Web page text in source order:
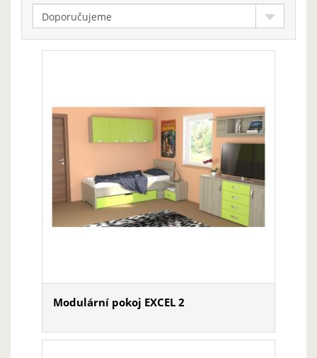
Doporučujeme
Modulární pokoj EXCEL 2